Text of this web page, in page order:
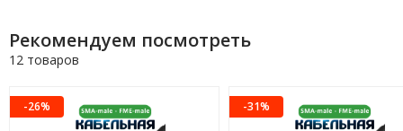
Рекомендуем посмотреть
12 товаров
-26% -31%